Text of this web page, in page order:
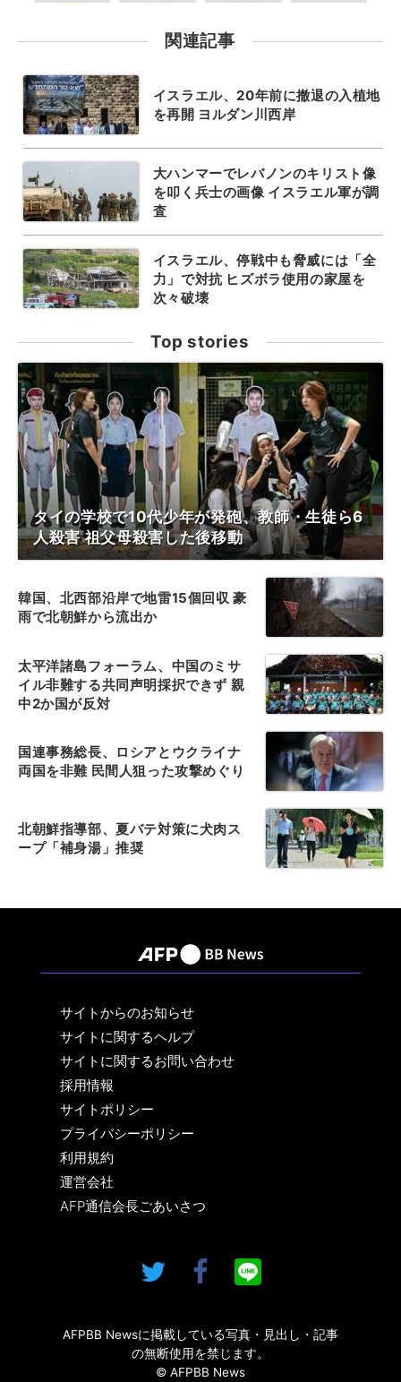
関連記事
イスラエル、20年前に撤退の入植地
を再開 ヨルダン川西岸
大ハンマーでレバノンのキリスト像
を叩く兵士の画像 イスラエル軍が調
査
イスラエル、停戦中も脅威には「全
力」で対抗 ヒズボラ使用の家屋を
次々破壊
Top stories
タイの学校で10代少年が発砲、教師・生徒ら6
人殺害 祖父母殺害した後移動
韓国、北西部沿岸で地雷15個回収 豪
雨で北朝鮮から流出か
太平洋諸島フォーラム、中国のミサ
イル非難する共同声明採択できず 親
中2か国が反対
国連事務総長、ロシアとウクライナ
両国を非難 民間人狙った攻撃めぐり
北朝鮮指導部、夏バテ対策に犬肉ス
ープ「補身湯」推奨
サイトからのお知らせ
サイトに関するヘルプ
サイトに関するお問い合わせ
採用情報
サイトポリシー
プライバシーポリシー
利用規約
運営会社
AFP通信会長ごあいさつ
AFPBB Newsに掲載している写真・見出し・記事
の無断使用を禁じます。
© AFPBB News